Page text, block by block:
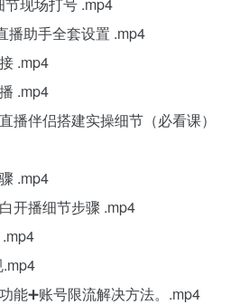
播助手全套设置 .mp4
.mp4
.mp4
播伴侣搭建实操细节（必看课）
.mp4
开播细节步骤 .mp4
.mp4
能➕账号限流解决方法。.mp4